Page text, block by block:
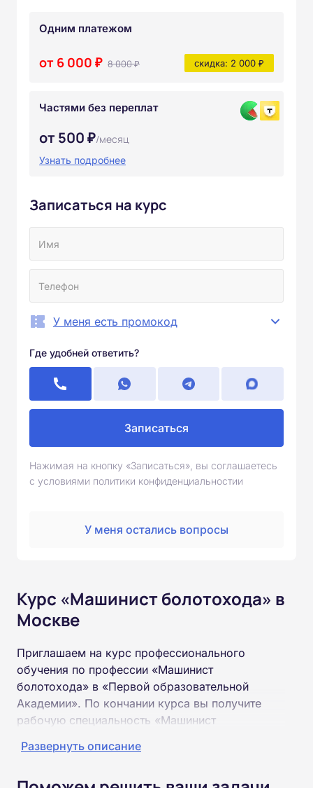
Одним платежом
от 6 000 ₽ 8 000 ₽ скидка: 2 000 ₽
Частями без переплат
от 500 ₽/месяц
Узнать подробнее
Записаться на курс
У меня есть промокод
Где удобней ответить?
Записаться
Нажимая на кнопку «Записаться», вы соглашаетесь
с условиями политики конфиденциальностии
У меня остались вопросы
Курс «Машинист болотохода» в
Москве
Приглашаем на курс профессионального
обучения по профессии «Машинист
болотохода» в «Первой образовательной
Академии». По кончании курса вы получите
рабочую специальность «Машинист
Развернуть описание